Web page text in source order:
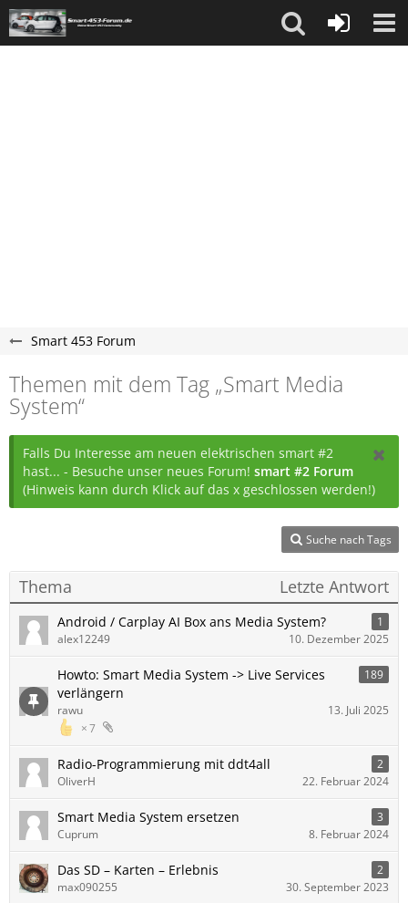
Smart 453 Forum
Themen mit dem Tag „Smart Media
System“
Falls Du Interesse am neuen elektrischen smart #2
hast... - Besuche unser neues Forum! smart #2 Forum
(Hinweis kann durch Klick auf das x geschlossen werden!)
Suche nach Tags
Thema Letzte Antwort
Android / Carplay AI Box ans Media System?
1
alex12249
10. Dezember 2025
Howto: Smart Media System -> Live Services
verlängern
189
7
rawu 13. Juli 2025
Radio-Programmierung mit ddt4all
2
OliverH
22. Februar 2024
Smart Media System ersetzen
3
Cuprum
8. Februar 2024
Das SD – Karten – Erlebnis
2
max090255
30. September 2023